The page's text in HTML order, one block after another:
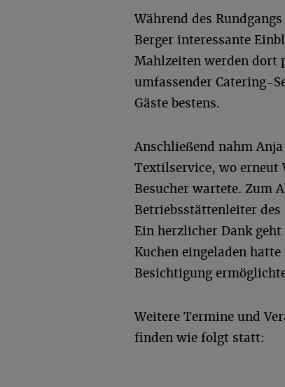
Während des
Berger interessante
Mahlzeiten werden dort
umfassender Catering-
Gäste bestens.
Anschließend nahm
Textilservice, wo erneut
Besucher wartete. Zum
Betriebsstättenleiter
Ein herzlicher Dank
Kuchen eingeladen
Besichtigung
Weitere Termine und
finden wie folgt statt: